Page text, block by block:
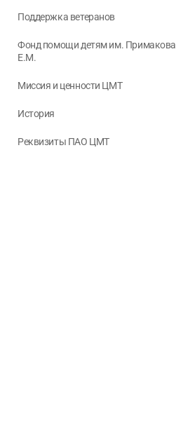
Поддержка ветеранов
Фонд помощи детям им. Примакова
Е.М.
Миссия и ценности ЦМТ
История
Реквизиты ПАО ЦМТ
ОТПРАВИТЬ
ОТПРАВИТЬ